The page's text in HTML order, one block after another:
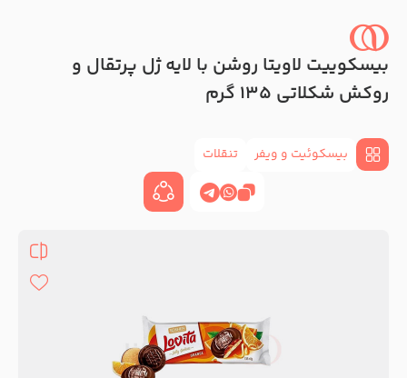
بیسکوییت لاویتا روشن با لایه ژل پرتقال و
روکش شکلاتی 135 گرم
بیسکوئیت و ویفر تنقلات